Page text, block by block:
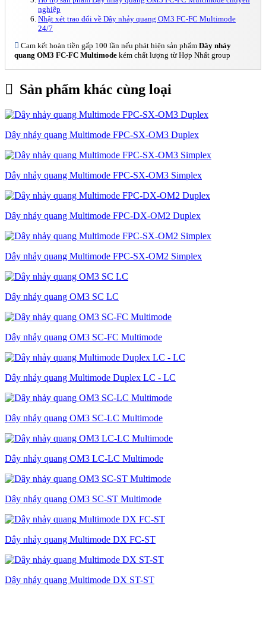
nghiệp
Nhật xét trao đổi về Dây nhảy quang OM3 FC-FC Multimode
24/7
Cam kết hoàn tiền gấp 100 lần nếu phát hiện sản phẩm Dây nhảy
quang OM3 FC-FC Multimode kém chất lượng từ Hợp Nhất group
Sản phẩm khác cùng loại
Dây nhảy quang Multimode FPC-SX-OM3 Duplex
Dây nhảy quang Multimode FPC-SX-OM3 Simplex
Dây nhảy quang Multimode FPC-DX-OM2 Duplex
Dây nhảy quang Multimode FPC-SX-OM2 Simplex
Dây nhảy quang OM3 SC LC
Dây nhảy quang OM3 SC-FC Multimode
Dây nhảy quang Multimode Duplex LC - LC
Dây nhảy quang OM3 SC-LC Multimode
Dây nhảy quang OM3 LC-LC Multimode
Dây nhảy quang OM3 SC-ST Multimode
Dây nhảy quang Multimode DX FC-ST
Dây nhảy quang Multimode DX ST-ST